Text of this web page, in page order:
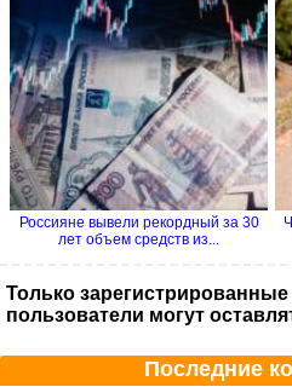
Россияне вывели рекордный за 30
лет объем средств из...
Только
пользователи могут
Последние